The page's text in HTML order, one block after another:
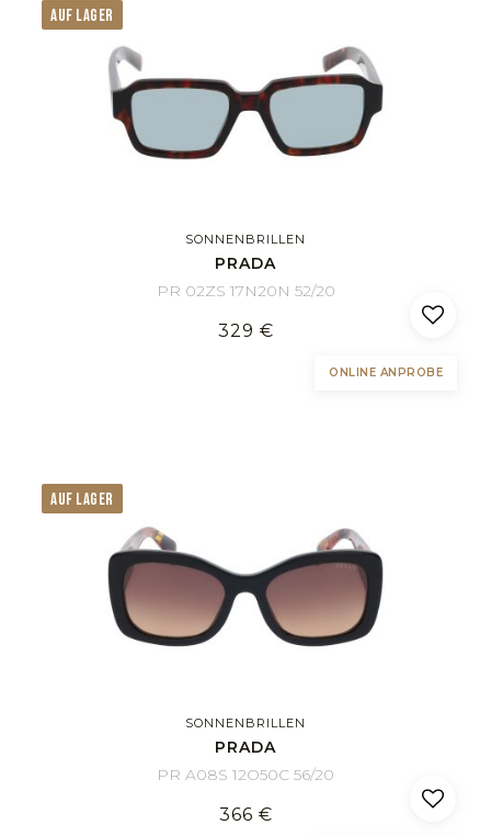
AUF LAGER
SONNENBRILLEN
PRADA
PR 02ZS 17N20N 52/20
329 €
ONLINE ANPROBE
AUF LAGER
SONNENBRILLEN
PRADA
PR A08S 12O50C 56/20
366 €